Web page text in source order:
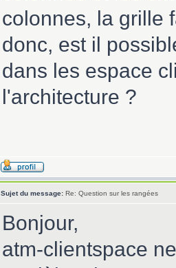
colonnes, la grille
donc, est il
dans les espace
l'architecture ?
Sujet du message: Re: Question sur les rangées
Bonjour,
atm-clientspace